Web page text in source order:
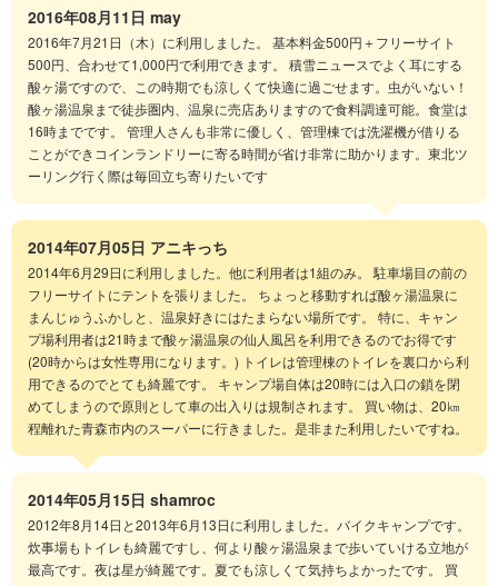
2016年08月11日 may
2016年7月21日（木）に利用しました。 基本料金500円＋フリーサイト
500円、合わせて1,000円で利用できます。 積雪ニュースでよく耳にする
酸ヶ湯ですので、この時期でも涼しくて快適に過ごせます。虫がいない！
酸ヶ湯温泉まで徒歩圏内、温泉に売店ありますので食料調達可能。食堂は
16時までです。 管理人さんも非常に優しく、管理棟では洗濯機が借りる
ことができコインランドリーに寄る時間が省け非常に助かります。東北ツ
ーリング行く際は毎回立ち寄りたいです
2014年07月05日 アニキっち
2014年6月29日に利用しました。他に利用者は1組のみ。 駐車場目の前の
フリーサイトにテントを張りました。 ちょっと移動すれば酸ヶ湯温泉に
まんじゅうふかしと、温泉好きにはたまらない場所です。 特に、キャン
プ場利用者は21時まで酸ヶ湯温泉の仙人風呂を利用できるのでお得です
(20時からは女性専用になります。) トイレは管理棟のトイレを裏口から利
用できるのでとても綺麗です。 キャンプ場自体は20時には入口の鎖を閉
めてしまうので原則として車の出入りは規制されます。 買い物は、20㎞
程離れた青森市内のスーパーに行きました。是非また利用したいですね。
2014年05月15日 shamroc
2012年8月14日と2013年6月13日に利用しました。バイクキャンプです。
炊事場もトイレも綺麗ですし、何より酸ヶ湯温泉まで歩いていける立地が
最高です。夜は星が綺麗です。夏でも涼しくて気持ちよかったです。 買